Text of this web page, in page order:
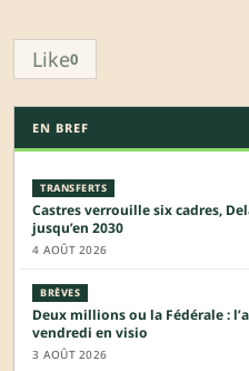
Like0
EN BREF
TRANSFERTS
Castres verrouille six cadres,
jusqu’en 2030
4 AOÛT 2026
BRÈVES
Deux millions ou la Fédérale :
vendredi en visio
3 AOÛT 2026